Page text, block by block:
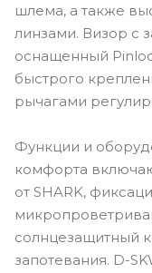
шлема, а также
линзами. Визор с
оснащенный
быстрого
рычагами
Функции и
комфорта
от SHARK,
солнцезащитный
запотевания. D-